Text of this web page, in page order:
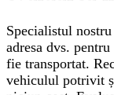
Specialistul
adresa dvs.
fie transportat.
vehiculul potrivit